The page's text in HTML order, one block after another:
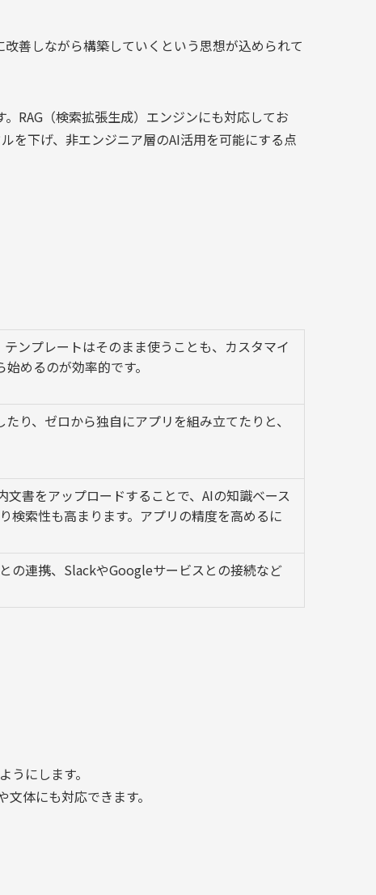
善しながら構築していくという思想が込められて
RAG（検索拡張生成）エンジンにも対応してお
を下げ、非エンジニア層のAI活用を可能にする点
ンプレートはそのまま使うことも、カスタマイ
めるのが効率的です。
り、ゼロから独自にアプリを組み立てたりと、
書をアップロードすることで、AIの知識ベース
検索性も高まります。アプリの精度を高めるに
の連携、SlackやGoogleサービスとの接続など
にします。
体にも対応できます。